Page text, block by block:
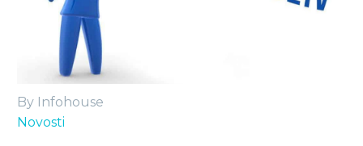
By Infohouse
Novosti